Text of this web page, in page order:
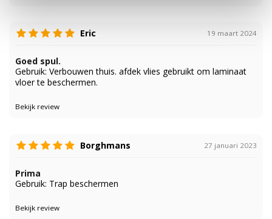
Eric 19 maart 2024
Goed spul.
Gebruik: Verbouwen thuis. afdek vlies gebruikt om laminaat
vloer te beschermen.
Bekijk review
Borghmans 27 januari 2023
Prima
Gebruik: Trap beschermen
Bekijk review